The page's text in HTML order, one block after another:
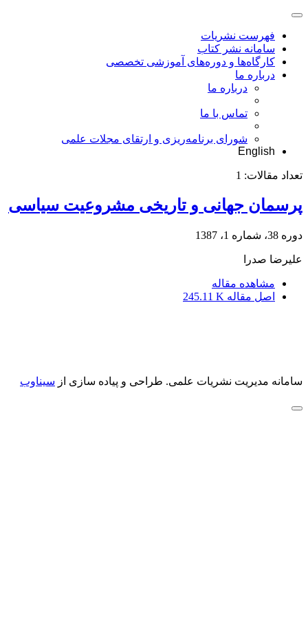
فهرست نشریات
سامانه نشر کتاب
کارگاه‌ها و دوره‌های آموزشی تخصصی
درباره ما
درباره ما
تماس با ما
شورای برنامه‌ریزی و ارتقای مجلات علمی
English
تعداد مقالات: 1
پرسمان جهانی و تاریخی مشروعیت سیاسی
دوره 38، شماره 1، 1387
علیرضا صدرا
مشاهده مقاله
اصل مقاله 245.11 K
سامانه مدیریت نشریات علمی. طراحی و پیاده سازی از سیناوب